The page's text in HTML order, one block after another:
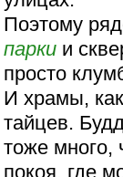
Поэтому
парки и
просто
И храмы,
тайцев.
тоже много,
покоя, где